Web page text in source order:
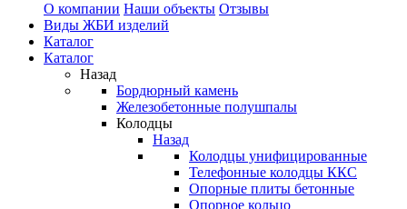
О компании Наши объекты Отзывы
Виды ЖБИ изделий
Каталог
Каталог
Назад
Бордюрный камень
Железобетонные полушпалы
Колодцы
Назад
Колодцы унифицированные
Телефонные колодцы ККС
Опорные плиты бетонные
Опорное кольцо